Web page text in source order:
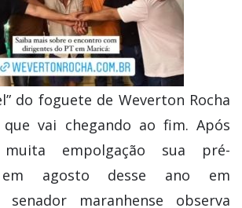
do foguete de Weverton Rocha
que vai chegando ao fim. Após
empolgação sua pré-
em agosto desse ano em
maranhense observa